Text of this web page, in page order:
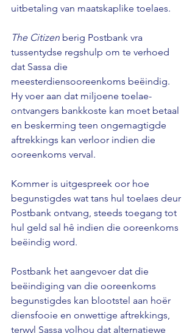
uitbetaling van maatskaplike toelaes.
The Citizen berig Postbank vra
tussentydse regshulp om te verhoed
dat Sassa die
meesterdiensooreenkoms beëindig.
Hy voer aan dat miljoene toelae-
ontvangers bankkoste kan moet betaal
en beskerming teen ongemagtigde
aftrekkings kan verloor indien die
ooreenkoms verval.
Kommer is uitgespreek oor hoe
begunstigdes wat tans hul toelaes deur
Postbank ontvang, steeds toegang tot
hul geld sal hê indien die ooreenkoms
beëindig word.
Postbank het aangevoer dat die
beëindiging van die ooreenkoms
begunstigdes kan blootstel aan hoër
diensfooie en onwettige aftrekkings,
terwyl Sassa volhou dat alternatiewe